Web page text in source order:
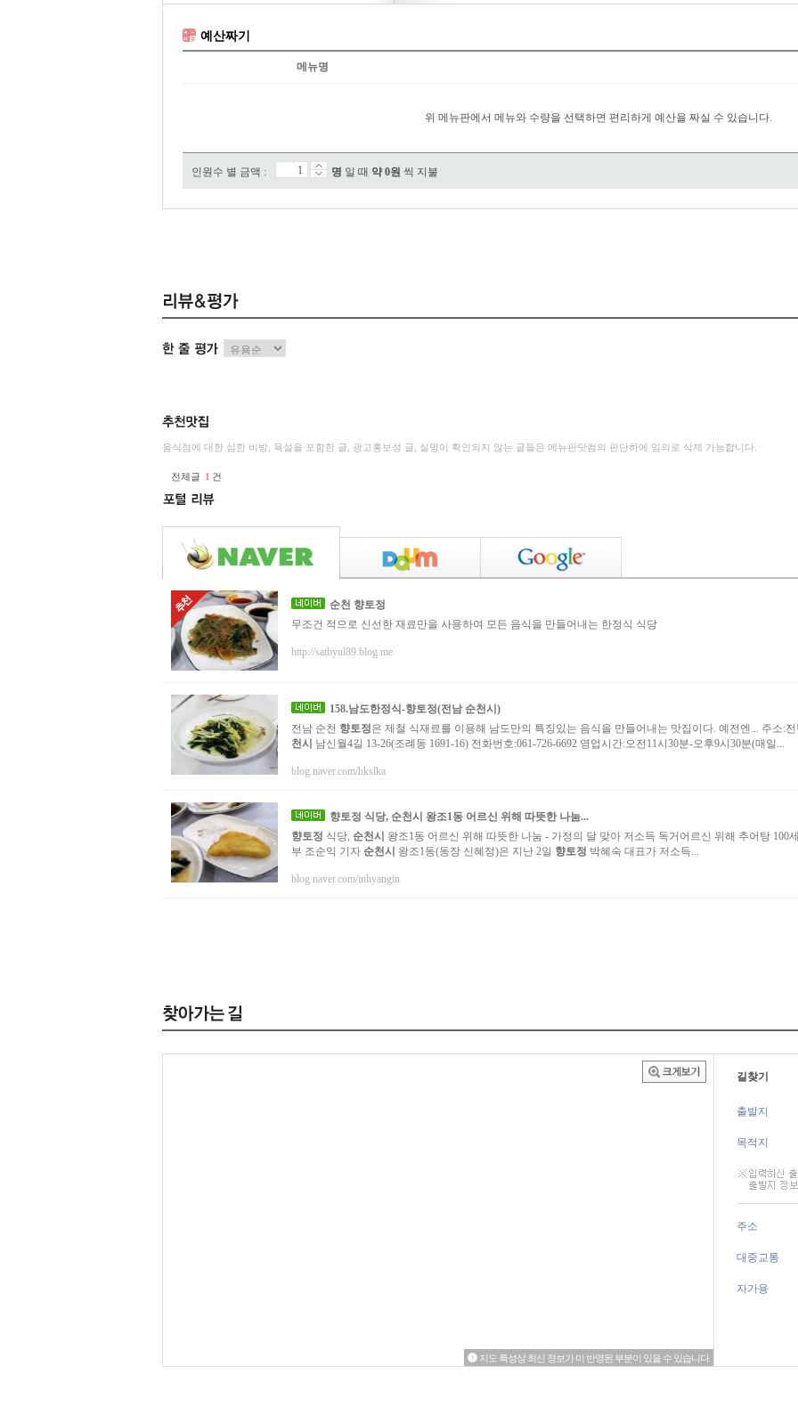
예산짜기
메뉴명
위 메뉴판에서 메뉴와 수량을 선택하면 편리하게 예산을 짜실 수 있습니다.
인원수 별 금액 : 명 일 때 약0원 씩 지불
음식점에 대한 심한 비방, 욕설을 포함한 글, 광고홍보성 글, 실명이 확인되지 않는 글들은 메뉴판닷컴의 판단하에 임의로 삭제 가능합니다.
전체글 1 건
순천 향토정
무조건 적으로 신선한 재료만을 사용하여 모든 음식을 만들어내는 한정식 식당
http://satbyul89.blog.me
158.남도한정식-향토정(전남 순천시 )
전남 순천 향토정은 제철 식재료를 이용해 남도만의 특징있는 음식을 만들어내는 맛집이다. 예전엔... 주소:
천시 남신월4길 13-26(조례동 1691-16) 전화번호:061-726-6692 영업시간:오전11시30분-오후9시30분(매일...
blog.naver.com/hkslka
향토정 식당, 순천시 왕조1동 어르신 위해 따뜻한 나눔...
향토정 식당, 순천시 왕조1동 어르신 위해 따뜻한 나눔 - 가정의 달 맞아 저소득 독거어르신 위해 추어탕 100
부 조순익 기자 순천시 왕조1동(동장 신혜정)은 지난 2일 향토정 박혜숙 대표가 저소득...
blog.naver.com/inhyangin
지도 특성상 최신 정보가 미 반영된 부분이 있을 수 있습니다.
길찾기
출발지
목적지
주소
대중교통
자가용